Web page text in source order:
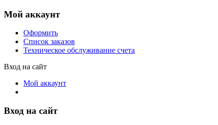
Мой аккаунт
Оформить
Список заказов
Техническое обслуживание счета
Вход на сайт
Мой аккаунт
Вход на сайт